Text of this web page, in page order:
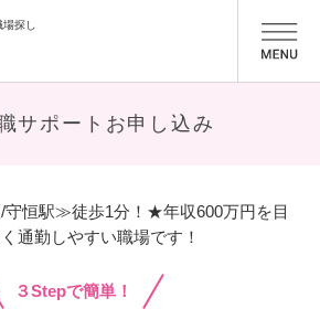
探し
サポートお申し込み
恒駅≫徒歩1分！★年収600万円を目
通勤しやすい職場です！
３Stepで簡単！